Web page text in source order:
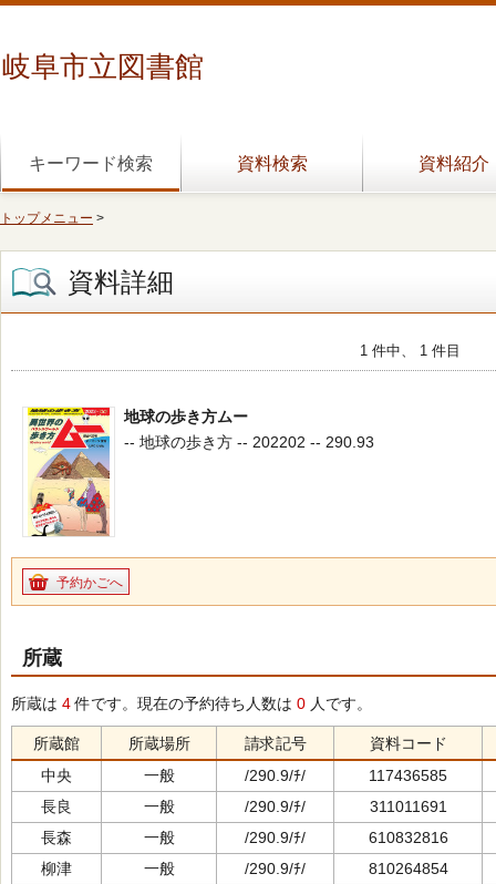
岐阜市立図書館
キーワード検索 資料検索 資料紹介
トップメニュー >
資料詳細
1 件中、 1 件目
地球の歩き方ムー
-- 地球の歩き方 -- 202202 -- 290.93
予約かごへ
所蔵
所蔵は 4件です。現在の予約待ち人数は 0 人です。
所蔵館 所蔵場所 請求記号
資料コード
中央
一般 /290.9/ﾁ/
117436585
長良
一般 /290.9/ﾁ/
311011691
長森
一般 /290.9/ﾁ/
610832816
柳津
一般 /290.9/ﾁ/ 810264854